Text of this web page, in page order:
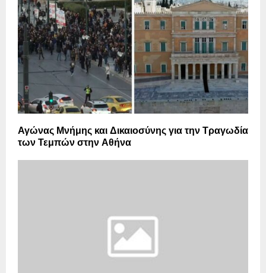
Αγώνας Μνήμης και Δικαιοσύνης για την Τραγωδία
των Τεμπών στην Αθήνα